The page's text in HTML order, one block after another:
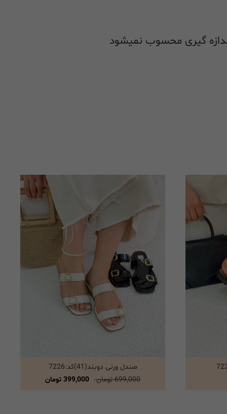
انتخاب گزینه ها
صندل ورنی دوبند(41)کد:7226
699,000 تومان
399,000 تومان